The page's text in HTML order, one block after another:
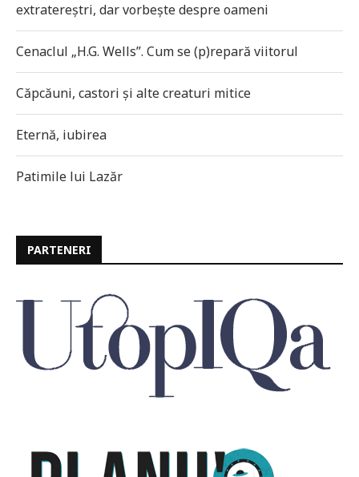
extratereștri, dar vorbește despre oameni
Cenaclul „H.G. Wells”. Cum se (p)repară viitorul
Căpcăuni, castori și alte creaturi mitice
Eternă, iubirea
Patimile lui Lazăr
PARTENERI